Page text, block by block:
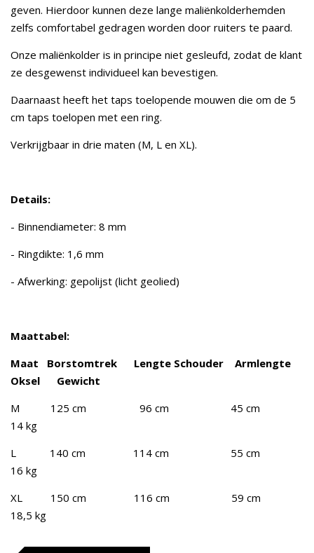
geven. Hierdoor kunnen deze lange maliënkolderhemden
zelfs comfortabel gedragen worden door ruiters te paard.
Onze maliënkolder is in principe niet gesleufd, zodat de klant
ze desgewenst individueel kan bevestigen.
Daarnaast heeft het taps toelopende mouwen die om de 5
cm taps toelopen met een ring.
Verkrijgbaar in drie maten (M, L en XL).
Details:
- Binnendiameter: 8 mm
- Ringdikte: 1,6 mm
- Afwerking: gepolijst (licht geolied)
Maattabel:
Maat Borstomtrek Lengte Schouder Armlengte
Oksel Gewicht
M 125 cm 96 cm 45 cm
14 kg
L 140 cm 114 cm 55 cm
16 kg
XL 150 cm 116 cm 59 cm
18,5 kg